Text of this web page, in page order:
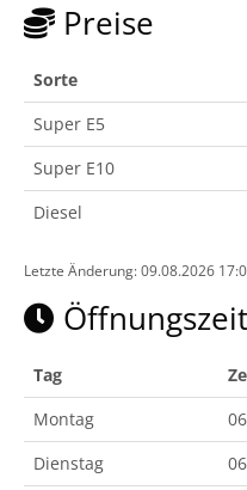
Preise
Sorte
Super E5
Super E10
Diesel
Letzte Änderung: 09.08.2026
Tag
Montag
Dienstag